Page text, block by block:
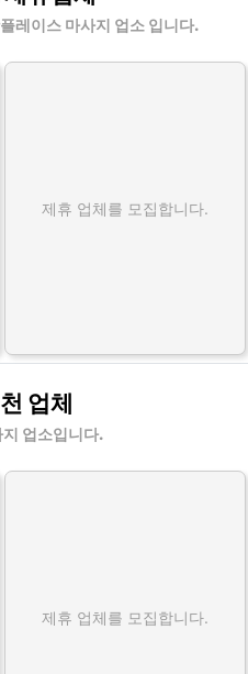
레이스 마사지 업소 입니다.
제휴 업체를 모집합니다.
업체
업소입니다.
제휴 업체를 모집합니다.